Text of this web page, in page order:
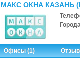
МАКС ОКНА КАЗАНЬ
Офисы (1)